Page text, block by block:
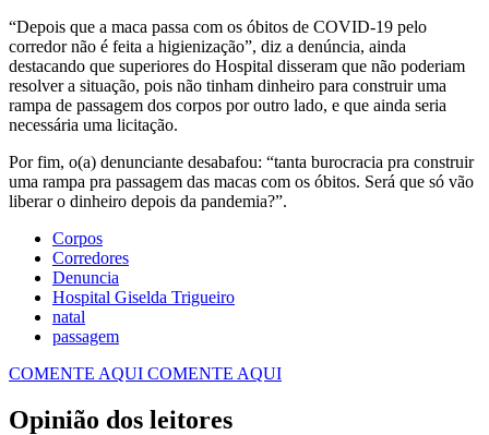
“Depois que a maca passa com os óbitos de COVID-19 pelo
corredor não é feita a higienização”, diz a denúncia, ainda
destacando que superiores do Hospital disseram que não poderiam
resolver a situação, pois não tinham dinheiro para construir uma
rampa de passagem dos corpos por outro lado, e que ainda seria
necessária uma licitação.
Por fim, o(a) denunciante desabafou: “tanta burocracia pra construir
uma rampa pra passagem das macas com os óbitos. Será que só vão
liberar o dinheiro depois da pandemia?”.
Corpos
Corredores
Denuncia
Hospital Giselda Trigueiro
natal
passagem
COMENTE AQUI COMENTE AQUI
Opinião dos leitores